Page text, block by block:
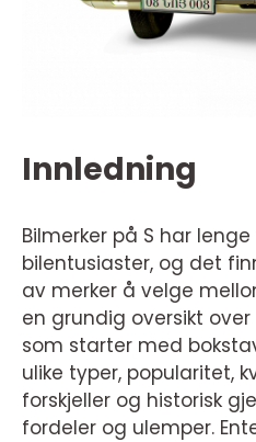
Innledning
Bilmerker på S har
bilentusiaster, og det
av merker å velge
en grundig oversikt
som starter med
ulike typer, popularitet,
forskjeller og historisk
fordeler og ulemper.